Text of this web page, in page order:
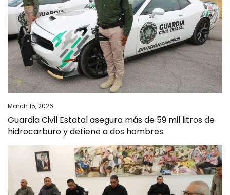
March 15, 2026
Guardia Civil Estatal asegura más de 59 mil litros de
hidrocarburo y detiene a dos hombres